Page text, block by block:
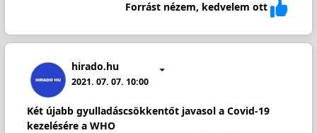
Forrást nézem, kedvelem ott
hirado.hu
2021. 07. 07. 10:00
Két újabb gyulladáscsökkentőt javasol a Covid-19
kezelésére a WHO